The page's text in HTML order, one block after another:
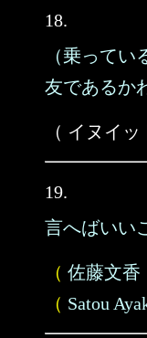
18.
（乗って
友であるか
（ イヌイ
19.
言へばいい
（ 佐藤文香
（ Satou